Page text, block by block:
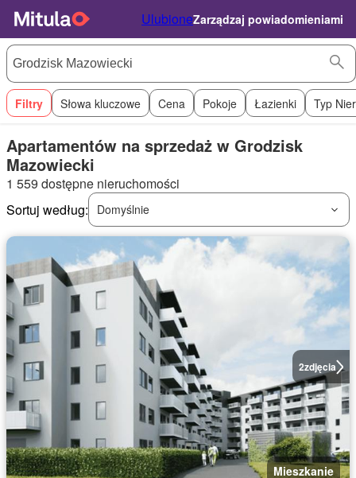
UlubioneZarządzaj powiadomieniami
Filtry Słowa kluczowe Cena Pokoje Łazienki Typ
Apartamentów na sprzedaż w Grodzisk
Mazowiecki
1 559 dostępne nieruchomości
Sortuj według:
Domyślnie
2zdjęcia
Mieszkanie